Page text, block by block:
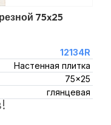
75x25
12134R
Настенная плитка
75x25
глянцевая